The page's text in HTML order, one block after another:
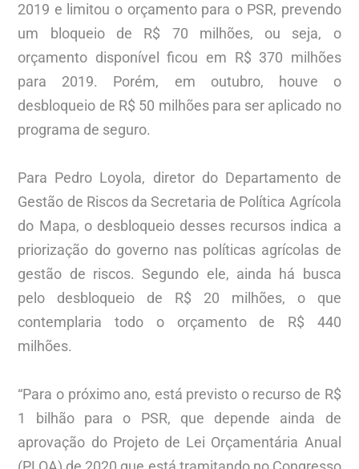
2019 e limitou o orçamento para o PSR, prevendo
um bloqueio de R$ 70 milhões, ou seja, o
orçamento disponível ficou em R$ 370 milhões
para 2019. Porém, em outubro, houve o
desbloqueio de R$ 50 milhões para ser aplicado no
programa de seguro.
Para Pedro Loyola, diretor do Departamento de
Gestão de Riscos da Secretaria de Política Agrícola
do Mapa, o desbloqueio desses recursos indica a
priorização do governo nas políticas agrícolas de
gestão de riscos. Segundo ele, ainda há busca
pelo desbloqueio de R$ 20 milhões, o que
contemplaria todo o orçamento de R$ 440
milhões.
“Para o próximo ano, está previsto o recurso de R$
1 bilhão para o PSR, que depende ainda de
aprovação do Projeto de Lei Orçamentária Anual